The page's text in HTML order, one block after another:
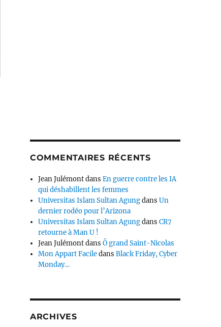
COMMENTAIRES RÉCENTS
Jean JulémontdansEn guerre contre les IA
qui déshabillent les femmes
Universitas Islam Sultan AgungdansUn
dernier rodéo pour l’Arizona
Universitas Islam Sultan AgungdansCR7
retourne à Man U !
Jean JulémontdansÔ grand Saint-Nicolas
Mon Appart FaciledansBlack Friday, Cyber
Monday…
ARCHIVES